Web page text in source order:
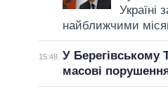
Україні
найближчими
15:48 У Берегівському
масові